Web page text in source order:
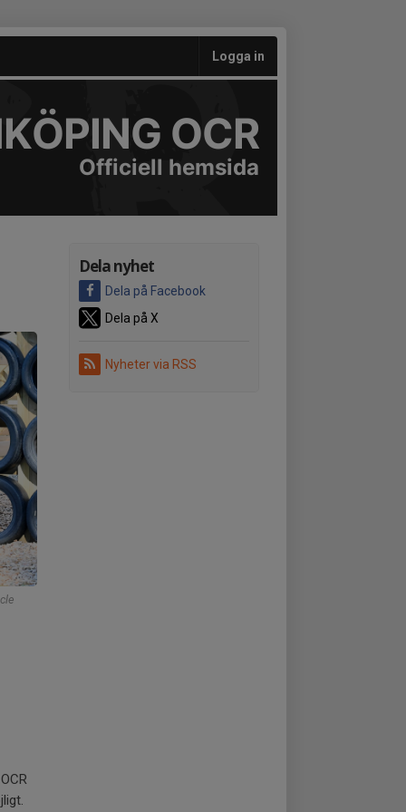
Logga in
OCR
Officiell hemsida
Dela nyhet
Dela på Facebook
Dela på X
Nyheter via RSS